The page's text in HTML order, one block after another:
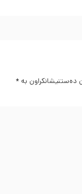
دەستنیشانکراون بە *